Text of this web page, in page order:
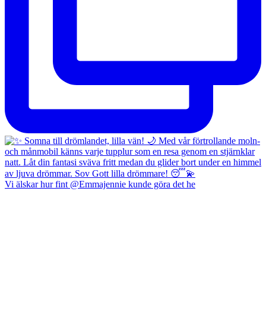
Vi älskar hur fint @Emmajennie kunde göra det he